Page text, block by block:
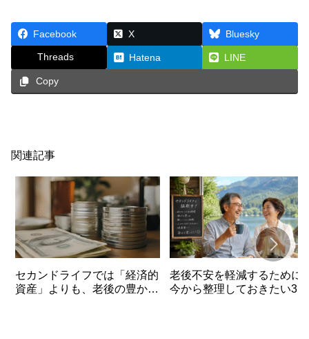
Facebook X Bluesky
Threads Hatena LINE
Copy
関連記事
セカンドライフでは「経済的
資産」よりも、老後の豊かさ
老後不安を軽減するために
今から整理しておきたい3つ